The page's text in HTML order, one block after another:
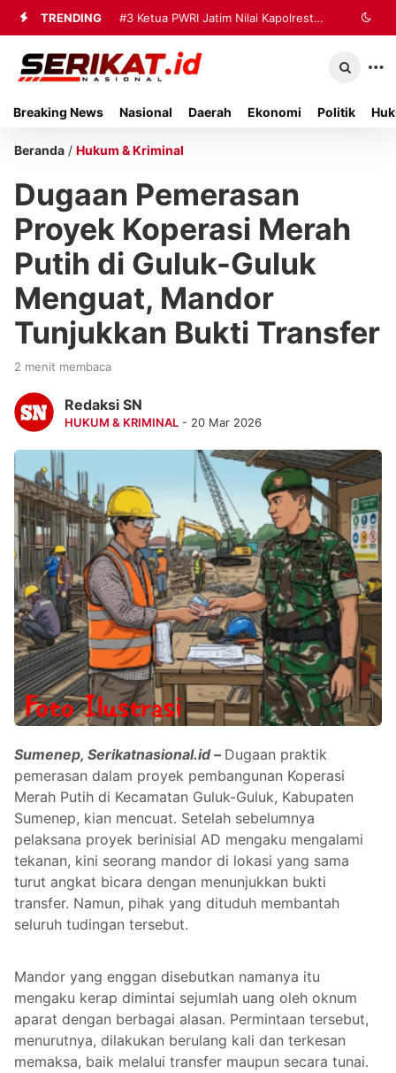
TRENDING #3 Ketua PWRI Jatim Nilai Kapolresta
Sumenep Berhasil Bangun Kemitraan
Breaking News Nasional Daerah Ekonomi Politik
Beranda / Hukum & Kriminal
Dugaan Pemerasan
Proyek Koperasi Merah
Putih di Guluk-Guluk
Menguat, Mandor
Tunjukkan Bukti Transfer
2 menit membaca
Redaksi SN
HUKUM & KRIMINAL - 20 Mar 2026
Sumenep, Serikatnasional.id – Dugaan praktik
pemerasan dalam proyek pembangunan Koperasi
Merah Putih di Kecamatan Guluk-Guluk, Kabupaten
Sumenep, kian mencuat. Setelah sebelumnya
pelaksana proyek berinisial AD mengaku mengalami
tekanan, kini seorang mandor di lokasi yang sama
turut angkat bicara dengan menunjukkan bukti
transfer. Namun, pihak yang dituduh membantah
seluruh tudingan tersebut.
Mandor yang enggan disebutkan namanya itu
mengaku kerap dimintai sejumlah uang oleh oknum
aparat dengan berbagai alasan. Permintaan tersebut,
menurutnya, dilakukan berulang kali dan terkesan
memaksa, baik melalui transfer maupun secara tunai.